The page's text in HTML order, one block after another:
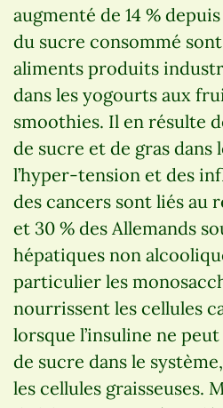
augmenté de 14 %
du sucre consommé
aliments produits
dans les yogourts aux
smoothies. Il en résulte
de sucre et de gras dans
l’hyper-tension et des
des cancers sont liés au
et 30 % des Allemands
hépatiques non
particulier les
nourrissent les cellules
lorsque l’insuline ne
de sucre dans le
les cellules graisseuses.